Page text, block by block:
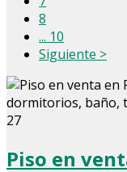
8
... 10
Siguiente >
27
Piso en